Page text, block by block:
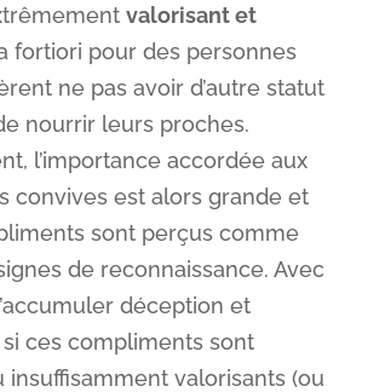
valorisant et
fortiori pour des personnes
ne pas avoir d’autre statut
nourrir leurs proches.
l’importance accordée aux
convives est alors grande et
sont perçus comme
de reconnaissance. Avec
déception et
ces compliments sont
insuffisamment valorisants (ou